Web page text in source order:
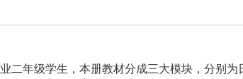
二年级学生，本册教材分成三大模块，分别